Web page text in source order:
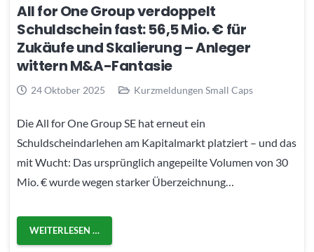
All for One Group verdoppelt
Schuldschein fast: 56,5 Mio. € für
Zukäufe und Skalierung – Anleger
wittern M&A-Fantasie
24 Oktober 2025 Kurzmeldungen Small Caps
Die All for One Group SE hat erneut ein
Schuldscheindarlehen am Kapitalmarkt platziert – und das
mit Wucht: Das ursprünglich angepeilte Volumen von 30
Mio. € wurde wegen starker Überzeichnung…
WEITERLESEN …